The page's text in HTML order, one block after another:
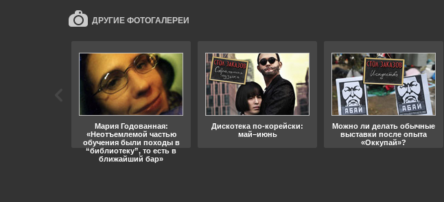
ДРУГИЕ ФОТОГАЛЕРЕИ
Мария Годованная:
«Неотъемлемой частью
обучения были походы в
“библиотеку”, то есть в
ближайший бар»
Дискотека по-корейски:
май–июнь
Можно ли делать обычные
выставки после опыта
«Оккупай»?